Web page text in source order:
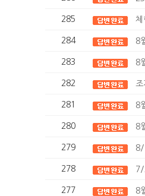
285 체
284 8
283 8
282
281 8
280 8
279 8/
278 7/
277 8